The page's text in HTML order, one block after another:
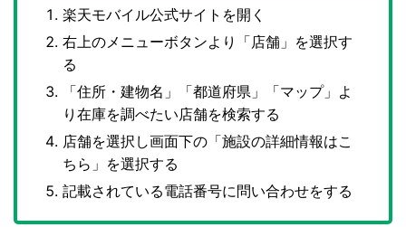
楽天モバイル公式サイトを開く
右上のメニューボタンより「店舗」を選択す
る
「住所・建物名」「都道府県」「マップ」よ
り在庫を調べたい店舗を検索する
店舗を選択し画面下の「施設の詳細情報はこ
ちら」を選択する
記載されている電話番号に問い合わせをする